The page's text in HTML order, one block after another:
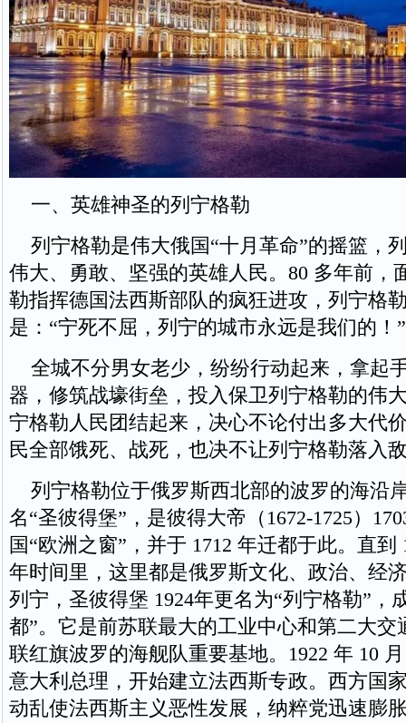
一、英雄神圣的列宁格勒
列宁格勒是伟大俄国“十月革命”的摇篮，
伟大、勇敢、坚强的英雄人民。80 多年前，
勒指挥德国法西斯部队的疯狂进攻，列宁格
是：“宁死不屈，列宁的城市永远是我们的！”
全城不分男女老少，纷纷行动起来，拿起
器，修筑战壕街垒，投入保卫列宁格勒的伟
宁格勒人民团结起来，决心不论付出多大代
民全部饿死、战死，也决不让列宁格勒落入
列宁格勒位于俄罗斯西北部的波罗的海沿
名“圣彼得堡”，是彼得大帝（1672-1725）
国“欧洲之窗”，并于 1712 年迁都于此。直到
年时间里，这里都是俄罗斯文化、政治、经
列宁，圣彼得堡 1924年更名为“列宁格勒”，
都”。它是前苏联最大的工业中心和第二大交
联红旗波罗的海舰队重要基地。1922 年 10
意大利总理，开始建立法西斯专政。西方国
动乱使法西斯主义恶性发展，纳粹党迅速膨